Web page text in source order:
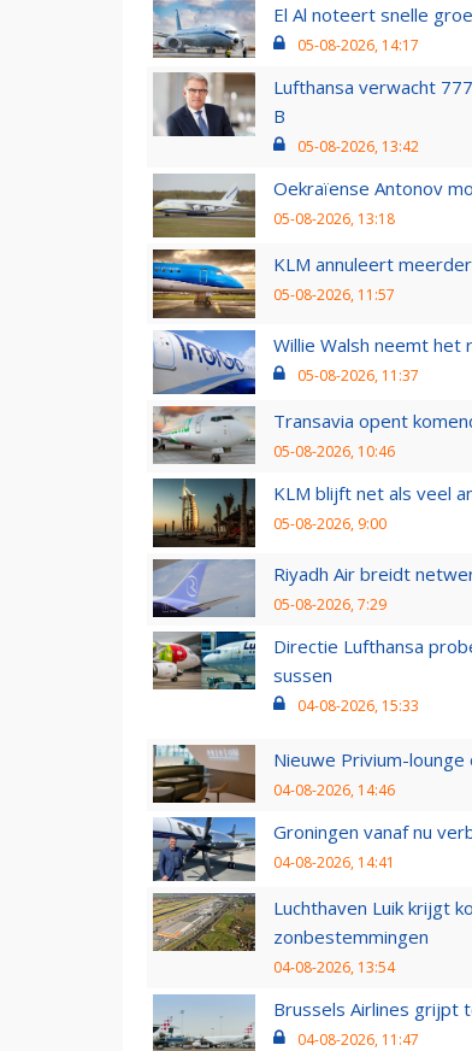
El Al noteert snelle
05-08-2026, 14:17
Lufthansa verwacht
B
05-08-2026, 13:42
Oekraïense Antonov
05-08-2026, 13:18
KLM annuleert
05-08-2026, 11:57
Willie Walsh neemt het
05-08-2026, 11:37
Transavia opent
05-08-2026, 10:46
KLM blijft net als veel
05-08-2026, 9:00
Riyadh Air breidt
05-08-2026, 7:29
Directie Lufthansa
sussen
04-08-2026, 15:33
Nieuwe Privium-
04-08-2026, 14:46
Groningen vanaf nu
04-08-2026, 14:41
Luchthaven Luik krijgt
zonbestemmingen
04-08-2026, 13:54
Brussels Airlines grijpt
04-08-2026, 11:47